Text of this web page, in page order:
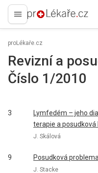
proLékaře.cz
proLékaře.cz
Revizní a
Číslo 1/2010
3
Lymfedém – jeho
terapie a posudková
J. Skálová
9 Posudková
J. Stacke